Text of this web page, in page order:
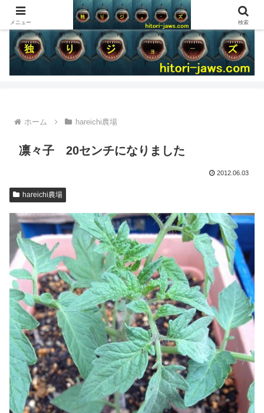
ホーム hareichi農場
凛々子 20センチになりました
2012.06.03
hareichi農場
メニュー 検索